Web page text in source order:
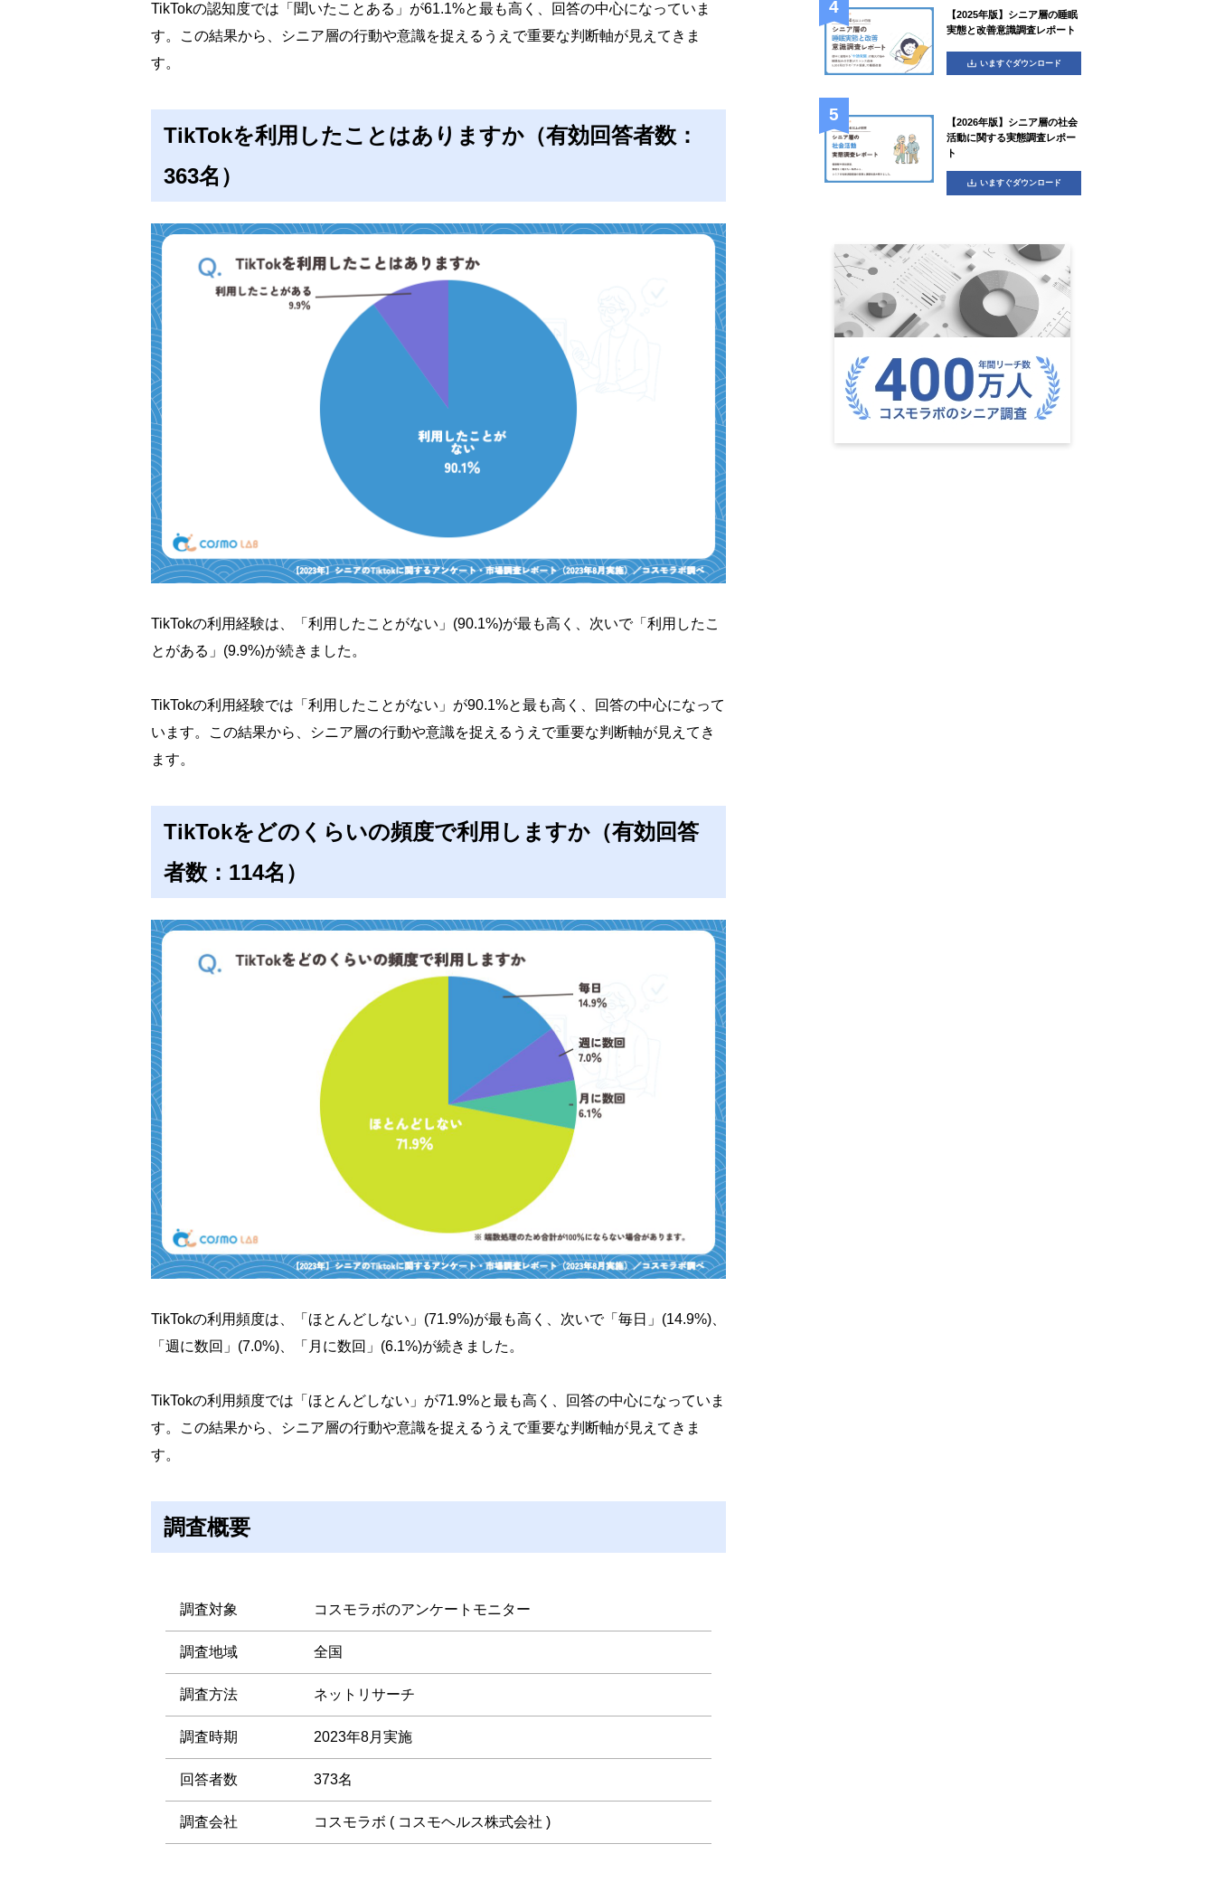
TikTokの認知度では「聞いたことある」が61.1%と最も高く、回答の中心になっていま
す。この結果から、シニア層の行動や意識を捉えるうえで重要な判断軸が見えてきま
す。
TikTokを利用したことはありますか（有効回答者数：
363名）
TikTokの利用経験は、「利用したことがない」(90.1%)が最も高く、次いで「利用したこ
とがある」(9.9%)が続きました。
TikTokの利用経験では「利用したことがない」が90.1%と最も高く、回答の中心になって
います。この結果から、シニア層の行動や意識を捉えるうえで重要な判断軸が見えてき
ます。
TikTokをどのくらいの頻度で利用しますか（有効回答
者数：114名）
TikTokの利用頻度は、「ほとんどしない」(71.9%)が最も高く、次いで「毎日」(14.9%)、
「週に数回」(7.0%)、「月に数回」(6.1%)が続きました。
TikTokの利用頻度では「ほとんどしない」が71.9%と最も高く、回答の中心になっていま
す。この結果から、シニア層の行動や意識を捉えるうえで重要な判断軸が見えてきま
す。
調査概要
調査対象 コスモラボのアンケートモニター
調査地域 全国
調査方法 ネットリサーチ
調査時期 2023年8月実施
回答者数 373名
調査会社 コスモラボ ( コスモヘルス株式会社 )
【2025年版】シニア層の睡眠
実態と改善意識調査レポート
いますぐダウンロード
【2026年版】シニア層の社会
活動に関する実態調査レポー
ト
いますぐダウンロード